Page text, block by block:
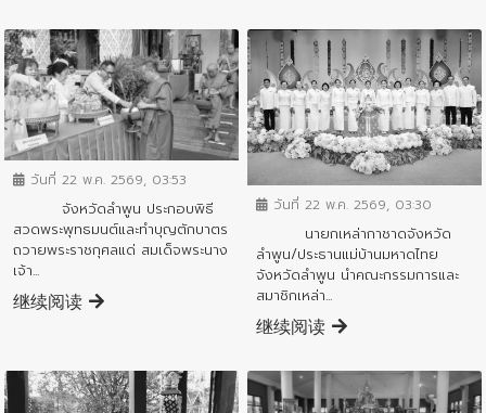
ข่าวกิจกรรมสำคัญจังหวัด
วันที่ 22 พ.ค. 2569, 03:53
จังหวัดลำพูน ประกอบพิธี
สวดพระพุทธมนต์และทำบุญตักบาตร
ถวายพระราชกุศลแด่ สมเด็จพระนาง
เจ้า...
继续阅读
ข่าวกิจกรรมสำคัญจังหวัด
วันที่ 22 พ.ค. 2569, 03:30
นายกเหล่ากาชาดจังหวัด
ลำพูน/ประธานแม่บ้านมหาดไทย
จังหวัดลำพูน นำคณะกรรมการและ
สมาชิกเหล่า...
继续阅读